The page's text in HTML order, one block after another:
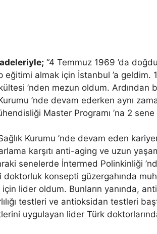
“4 Temmuz 1969 ’da
eğitimi almak için İstanbul ’a geldim.
’nden mezun oldum. Ardından
’nde devam ederken aynı
Master Programı ’na 2
Kurumu ’nde devam eden
karşıtı anti-aging ve uzun
senelerde İntermed Polinkinliği
doktorluk konsepti güzergahında
için lider oldum. Bunların yanında,
testleri ve antioksidan testleri
uygulayan lider Türk